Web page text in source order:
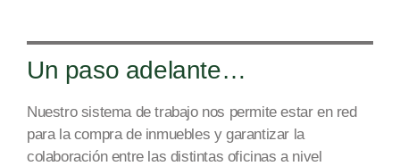
Un paso adelante…
Nuestro sistema de trabajo nos permite estar en red
para la compra de inmuebles y garantizar la
colaboración entre las distintas oficinas a nivel